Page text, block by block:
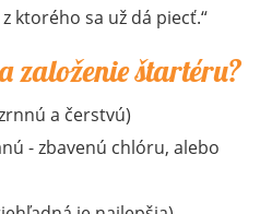
ktorého sa už dá piecť.
založenie štartéru?
a čerstvú)
- zbavenú chlóru, alebo